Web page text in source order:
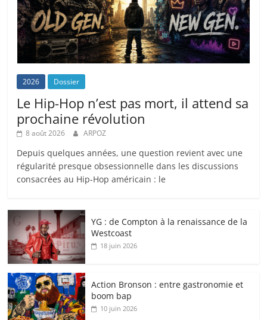
2026 Dossier
Le Hip-Hop n’est pas mort, il attend sa
prochaine révolution
8 août 2026 ARPOZ
Depuis quelques années, une question revient avec une
régularité presque obsessionnelle dans les discussions
consacrées au Hip-Hop américain : le
YG : de Compton à la renaissance de la
Westcoast
18 juin 2026
Action Bronson : entre gastronomie et
boom bap
10 juin 2026